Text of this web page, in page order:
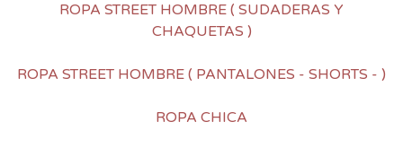
ROPA STREET HOMBRE ( SUDADERAS Y
CHAQUETAS )
ROPA STREET HOMBRE ( PANTALONES - SHORTS - )
ROPA CHICA